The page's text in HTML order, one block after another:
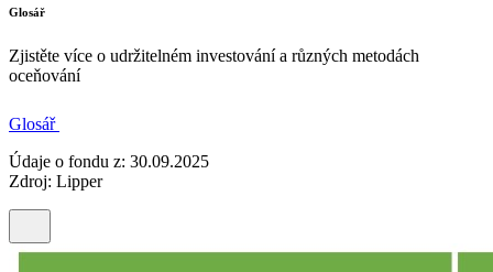
Glosář
Zjistěte více o udržitelném investování a různých metodách
oceňování
Glosář
Údaje o fondu z: 30.09.2025
Zdroj: Lipper